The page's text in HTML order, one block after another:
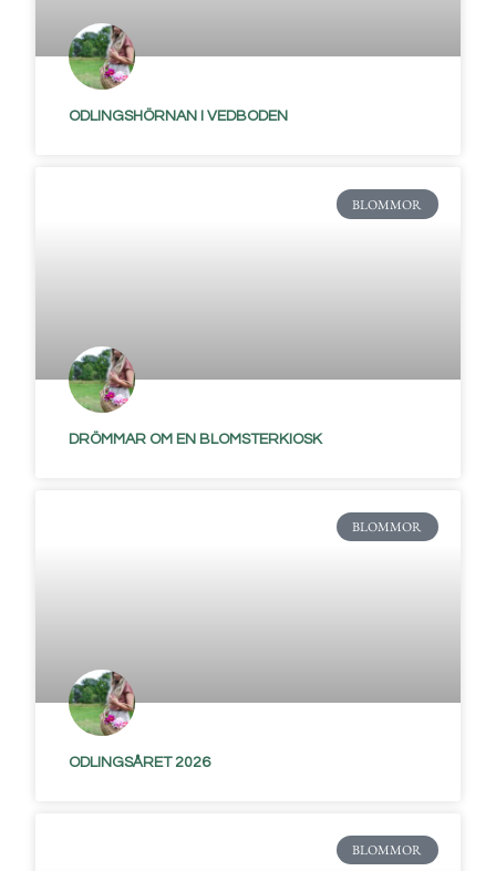
ODLINGSHÖRNAN I VEDBODEN
BLOMMOR
DRÖMMAR OM EN BLOMSTERKIOSK
BLOMMOR
ODLINGSÅRET 2026
BLOMMOR